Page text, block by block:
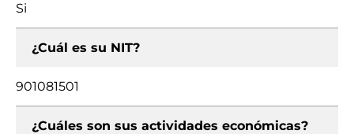
Si
¿Cuál es su NIT?
901081501
¿Cuáles son sus actividades económicas?